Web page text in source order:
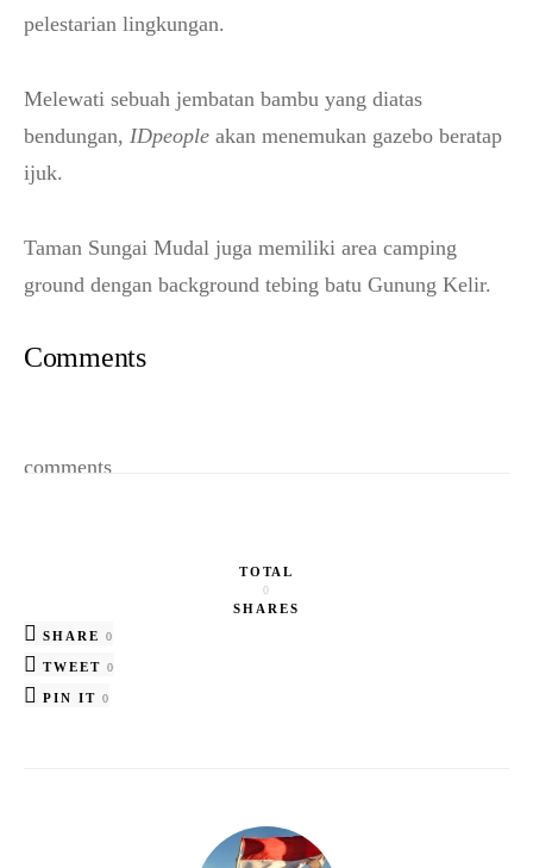
pelestarian lingkungan.
Melewati sebuah jembatan bambu yang diatas
bendungan, IDpeople akan menemukan gazebo beratap
ijuk.
Taman Sungai Mudal juga memiliki area camping
ground dengan background tebing batu Gunung Kelir.
Comments
comments
TOTAL
0
SHARES
SHARE
0
TWEET 0
PIN IT 0